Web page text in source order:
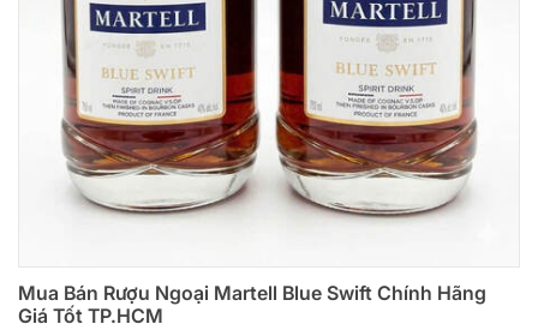
Mua Bán Rượu Ngoại Martell Blue Swift Chính Hãng
Giá Tốt TP.HCM